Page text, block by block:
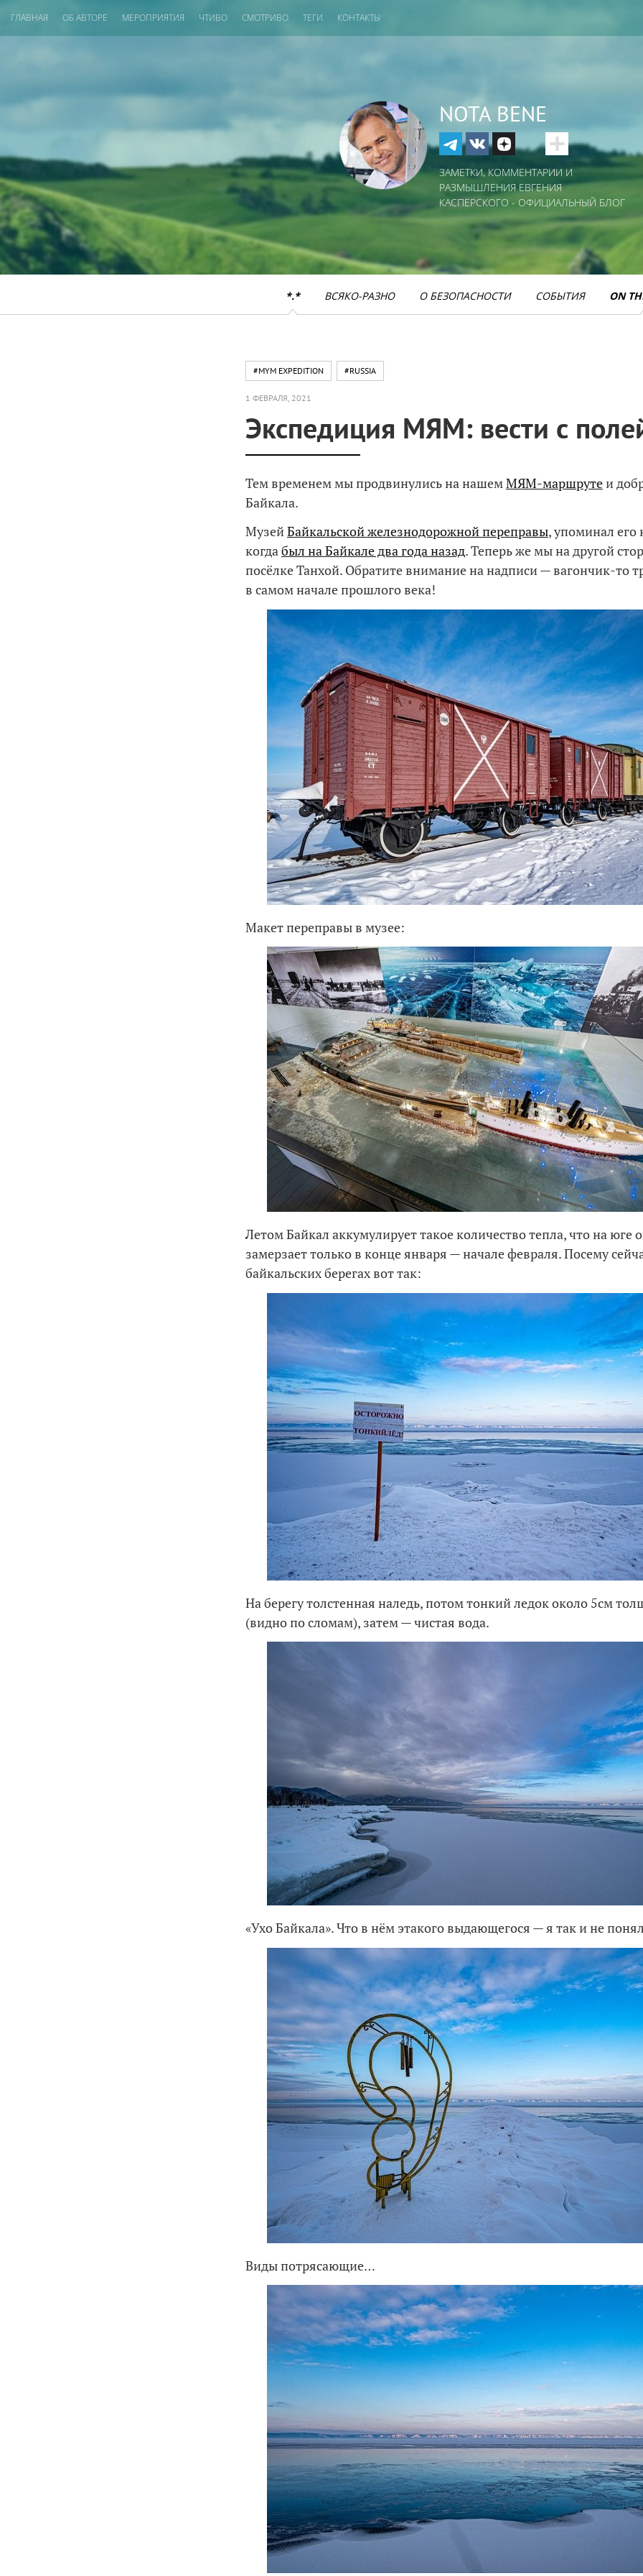
ГЛАВНАЯ ОБ АВТОРЕ МЕРОПРИЯТИЯ ЧТИВО СМОТРИВО ТЕГИ КОНТАКТЫ
NOTA BENE
ЗАМЕТКИ, КОММЕНТАРИИ И
РАЗМЫШЛЕНИЯ ЕВГЕНИЯ
КАСПЕРСКОГО - ОФИЦИАЛЬНЫЙ БЛОГ
*.* ВСЯКО-РАЗНО О БЕЗОПАСНОСТИ СОБЫТИЯ ON
#MYM EXPEDITION #RUSSIA
1 ФЕВРАЛЯ, 2021
Экспедиция МЯМ: вести с
Тем временем мы продвинулись на нашемМЯМ-маршрутеи
Байкала.
МузейБайкальской железнодорожной переправы, упоминал его
когдабыл на Байкале два года назад. Теперь же мы на другой
посёлке Танхой. Обратите внимание на надписи — вагончик-то
в самом начале прошлого века!
Макет переправы в музее:
Летом Байкал аккумулирует такое количество тепла, что на юге
замерзает только в конце января — начале февраля. Посему
байкальских берегах вот так:
На берегу толстенная наледь, потом тонкий ледок около 5см
(видно по сломам), затем — чистая вода.
«Ухо Байкала». Что в нём этакого выдающегося — я так и не
Виды потрясающие…